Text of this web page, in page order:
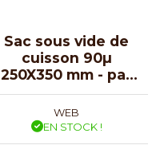
Sac sous vide de
cuisson 90µ
250X350 mm - par
100
WEB
EN STOCK !